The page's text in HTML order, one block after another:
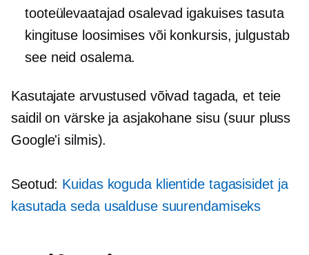
tooteülevaatajad osalevad igakuises tasuta
kingituse loosimises või konkursis, julgustab
see neid osalema.
Kasutajate arvustused võivad tagada, et teie
saidil on värske ja asjakohane sisu (suur pluss
Google'i silmis).
Seotud: Kuidas koguda klientide tagasisidet ja
kasutada seda usalduse suurendamiseks